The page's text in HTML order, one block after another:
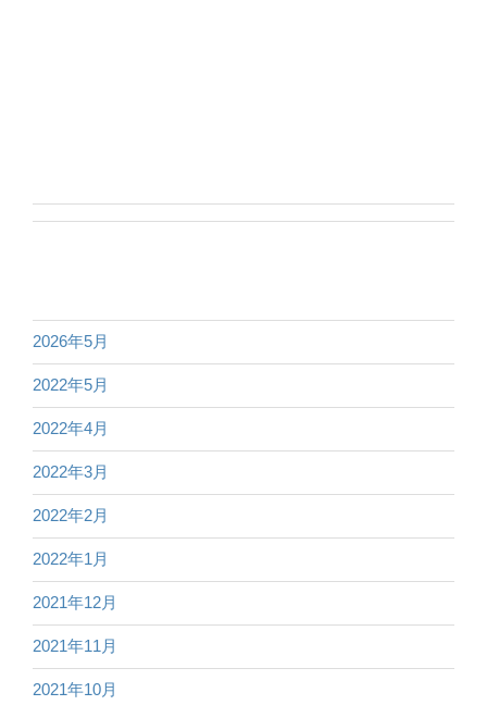
2026年5月
2022年5月
2022年4月
2022年3月
2022年2月
2022年1月
2021年12月
2021年11月
2021年10月